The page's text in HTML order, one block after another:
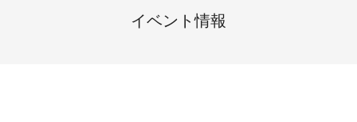
イベント情報